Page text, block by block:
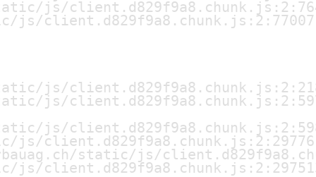
js/
js/client.d829f9a8.chunk.js:2:77007
js/
js/
js/
js/
static/js/
js/